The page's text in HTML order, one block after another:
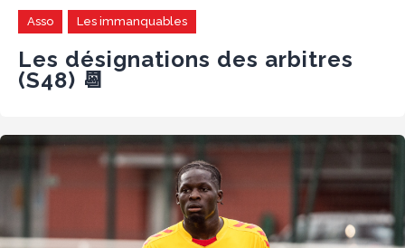
Asso Les immanquables
Les désignations des arbitres
(S48) 📆